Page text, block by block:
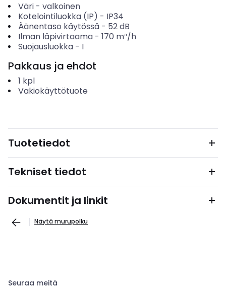
Väri- valkoinen
Kotelointiluokka (IP) - IP34
Äänentaso käytössä- 52dB
Ilman läpivirtaama- 170 m³/h
Suojausluokka- I
Pakkaus ja ehdot
1 kpl
Vakiokäyttötuote
Tuotetiedot
Tekniset tiedot
Dokumentit ja linkit
Näytä murupolku
Seuraa meitä